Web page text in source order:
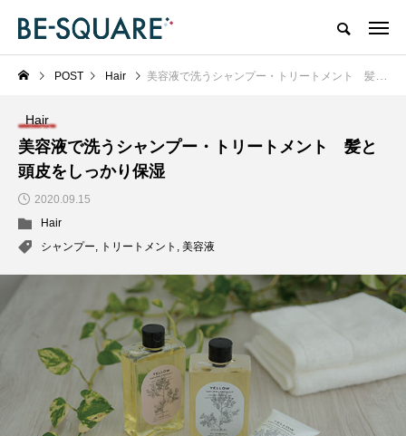
POST Hair 美容液で洗うシャンプー・トリートメント 髪と頭皮をしっかり保湿
Hair
美容液で洗うシャンプー・トリートメント 髪と
頭皮をしっかり保湿
2020.09.15
Hair
シャンプー, トリートメント , 美容液